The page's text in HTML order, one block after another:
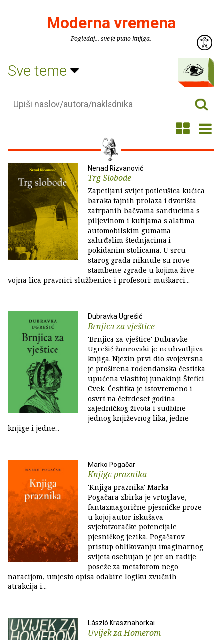
Moderna vremena
Pogledaj... sve je puno knjiga.
Sve teme
Nenad Rizvanović
Trg Slobode
Zapetljani svijet potleušica kućica
baraka tajnih prolaza i dvorišta
zatrpanih bačvama sanducima s
piljevinom i kutijama s alatima
automobilskim gumama
zahrđalim štednjacima i
pokidanim stolicama. U srcu
starog grada niknule su nove
stambene zgrade u kojima žive
vojna lica pravnici službenice i profesori: muškarci...
Dubravka Ugrešić
Brnjica za vještice
'Brnjica za vještice' Dubravke
Ugrešić žanrovski je neuhvatljiva
knjiga. Njezin prvi dio svojevrsna
je proširena rođendanska čestitka
upućena vlastitoj junakinji Štefici
Cvek. Čestitka je istovremeno i
osvrt na četrdeset godina
zajedničkog života i sudbine
jednog književnog lika, jedne
knjige i jedne...
Marko Pogačar
Knjiga praznika
'Knjiga praznika' Marka
Pogačara zbirka je vrtoglave,
fantazmagorične pjesničke proze
u kojoj autor iskušava
svjetotvoračke potencijale
pjesničkog jezika. Pogačarov
pristup oblikovanju imaginarnog
svijeta osebujan je jer on radije
poseže za metaforom nego
naracijom, umjesto opisa odabire logiku zvučnih
atrakcija i...
László Krasznahorkai
Uvijek za Homerom